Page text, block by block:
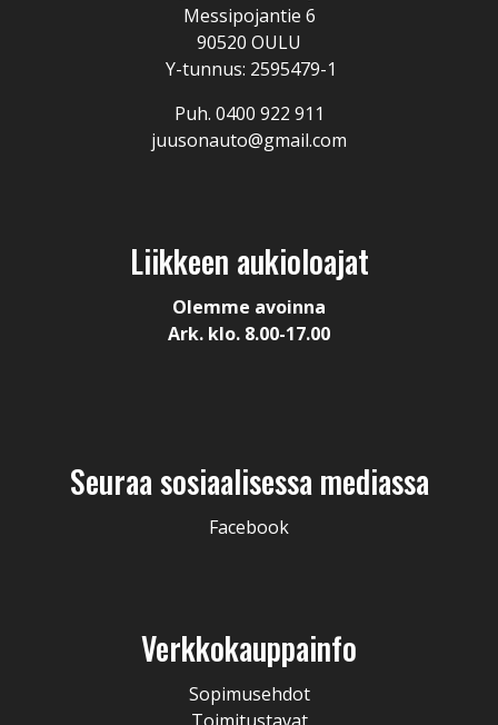
Messipojantie 6
90520 OULU
Y-tunnus: 2595479-1
Puh. 0400 922 911
juusonauto@gmail.com
Liikkeen aukioloajat
Olemme avoinna
Ark. klo. 8.00-17.00
Seuraa sosiaalisessa mediassa
Facebook
Verkkokauppainfo
Sopimusehdot